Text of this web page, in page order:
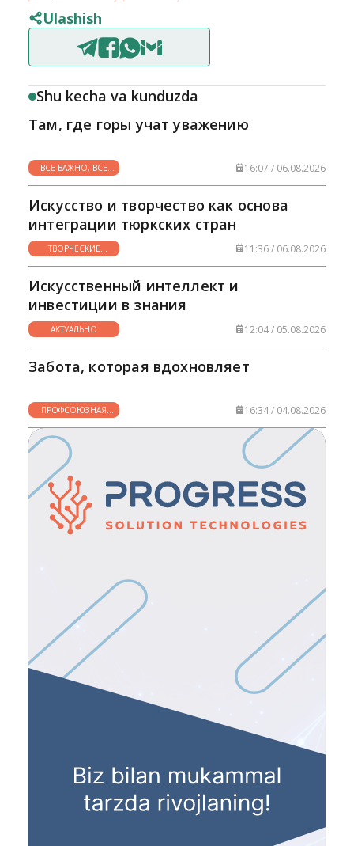
Ulashish
Shu kecha va kunduzda
Там, где горы учат уважению
ВСЕ ВАЖНО, ВСЕ
НУЖНО
16:07 / 06.08.2026
Искусство и творчество как основа
интеграции тюркских стран
ТВОРЧЕСКИЕ
ГОРИЗОНТЫ
11:36 / 06.08.2026
Искусственный интеллект и
инвестиции в знания
АКТУАЛЬНО 12:04 / 05.08.2026
Забота, которая вдохновляет
ПРОФСОЮЗНАЯ
ЖИЗНЬ
16:34 / 04.08.2026